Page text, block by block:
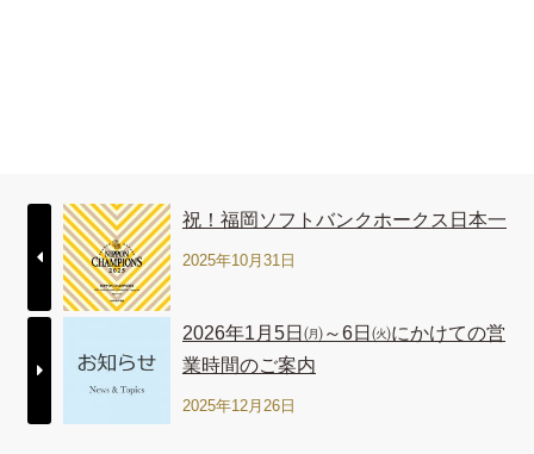
祝！福岡ソフトバンクホークス日本一
2025年10月31日
2026年1月5日㈪～6日㈫にかけての営
業時間のご案内
2025年12月26日